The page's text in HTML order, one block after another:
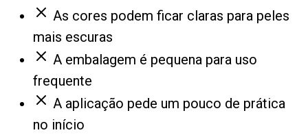
As cores podem ficar claras para peles
mais escuras
A embalagem é pequena para uso
frequente
A aplicação pede um pouco de prática
no início